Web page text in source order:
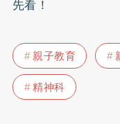
先看！
親子教育
精神科